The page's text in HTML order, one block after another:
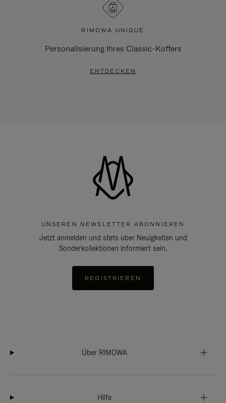
RIMOWA UNIQUE
Personalisierung Ihres Classic-Koffers
ENTDECKEN
UNSEREN NEWSLETTER ABONNIEREN
Jetzt anmelden und stets über Neuigkeiten und
Sonderkollektionen informiert sein.
REGISTRIEREN
Über RIMOWA
Hilfe